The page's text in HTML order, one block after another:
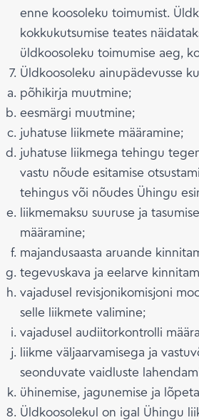
enne koosoleku toimumist.
kokkukutsumise teates
üldkoosoleku toimumise aeg,
Üldkoosoleku ainupädevusse
põhikirja muutmine;
eesmärgi muutmine;
juhatuse liikmete määramine;
juhatuse liikmega tehingu
vastu nõude esitamise
tehingus või nõudes Ühingu
liikmemaksu suuruse ja
määramine;
majandusaasta aruande
tegevuskava ja eelarve
vajadusel revisjonikomisjoni
selle liikmete valimine;
vajadusel audiitorkontrolli
liikme väljaarvamisega ja
seonduvate vaidluste
ühinemise, jagunemise ja
Üldkoosolekul on igal Ühingu